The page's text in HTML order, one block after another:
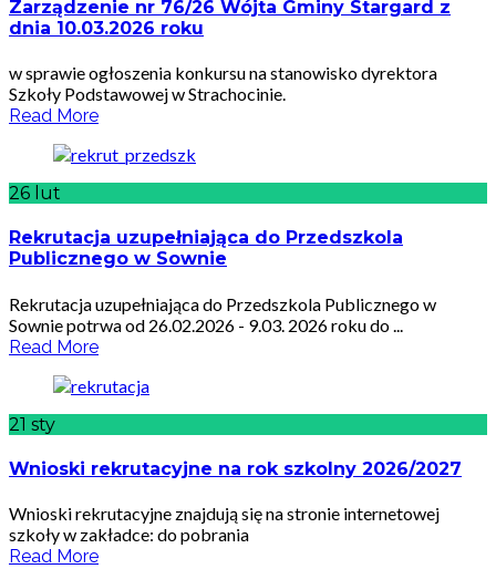
Zarządzenie nr 76/26 Wójta Gminy Stargard z
dnia 10.03.2026 roku
w sprawie ogłoszenia konkursu na stanowisko dyrektora
Szkoły Podstawowej w Strachocinie.
Read More
26 lut
Rekrutacja uzupełniająca do Przedszkola
Publicznego w Sownie
Rekrutacja uzupełniająca do Przedszkola Publicznego w
Sownie potrwa od 26.02.2026 - 9.03. 2026 roku do ...
Read More
21 sty
Wnioski rekrutacyjne na rok szkolny 2026/2027
Wnioski rekrutacyjne znajdują się na stronie internetowej
szkoły w zakładce: do pobrania
Read More